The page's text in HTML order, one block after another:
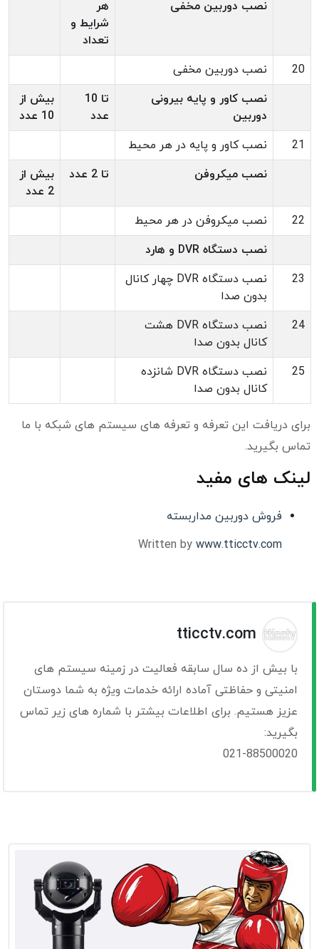
نصب دوربین مخفی
هر
شرایط و
تعداد
20
نصب دوربین مخفی
نصب کاور و پایه بیرونی
دوربین
تا 10
عدد
بیش از
10 عدد
21
نصب کاور و پایه در هر محیط
نصب میکروفن
تا 2 عدد
بیش از
2 عدد
22
نصب میکروفن در هر محیط
نصب دستگاه DVR و هارد
23
نصب دستگاه DVR چهار کانال
بدون صدا
24
نصب دستگاه DVR هشت
کانال بدون صدا
25
نصب دستگاه DVR شانزده
کانال بدون صدا
برای دریافت این تعرفه و تعرفه های سیستم های شبکه با ما
تماس بگیرید.
لینک های مفید
فروش دوربین مداربسته
Written by www.tticctv.com
tticctv.com
با بیش از ده سال سابقه فعالیت در زمینه سیستم های
امنیتی و حفاظتی آماده ارائه خدمات ویژه به شما دوستان
عزیز هستیم. برای اطلاعات بیشتر با شماره های زیر تماس
بگیرید:
021-88500020